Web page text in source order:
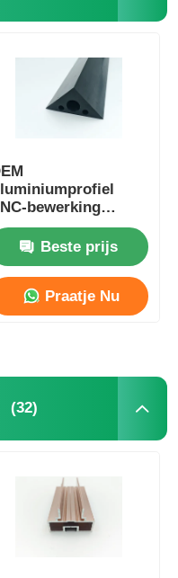
bewerking
Beste prijs
Praatje Nu
(32)